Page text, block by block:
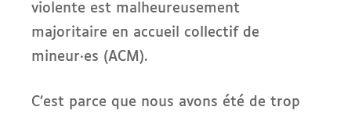
violente est malheureusement
majoritaire en accueil collectif de
mineur·es (ACM).
C’est parce que nous avons été de trop